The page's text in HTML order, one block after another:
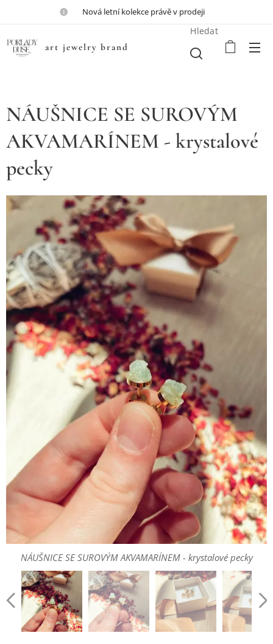
💎Nová letní kolekce právě v prodeji💎
art jewelry brand
Hledat
NÁUŠNICE SE SUROVÝM
AKVAMARÍNEM - krystalové
pecky
NÁUŠNICE SE SUROVÝM AKVAMARÍNEM - krystalové pecky
NÁUŠNICE SE SUROVÝM AKVAMARÍNEM - krystalové pecky
NÁUŠNICE SE SUROVÝM AKVAMARÍNEM - krystalové pecky
NÁUŠNICE SE SUROVÝM AKVAMARÍNEM - krystalové pecky
NÁUŠNICE SE SUROVÝM AKVAMARÍNEM - krystalové pecky